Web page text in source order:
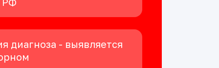
диагноза - выявляется